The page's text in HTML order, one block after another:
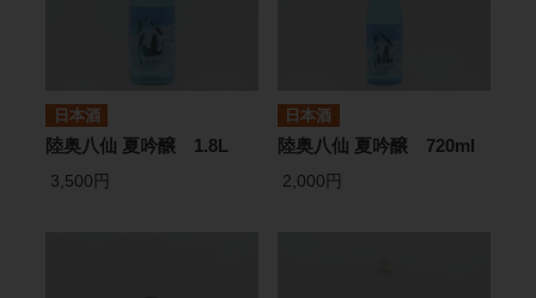
日本酒
陸奥八仙 夏吟醸 1.8L
3,500円
日本酒
陸奥八仙 夏吟醸 720ml
2,000円